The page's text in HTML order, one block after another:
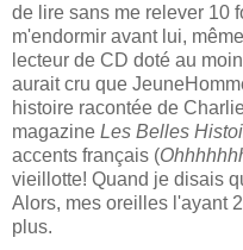
de lire sans me relever 10
m'endormir avant lui,
lecteur de CD doté au
aurait cru que
histoire racontée de
magazine Les Belles
accents français (
vieillotte! Quand je disais
Alors, mes oreilles l'ayant
plus.